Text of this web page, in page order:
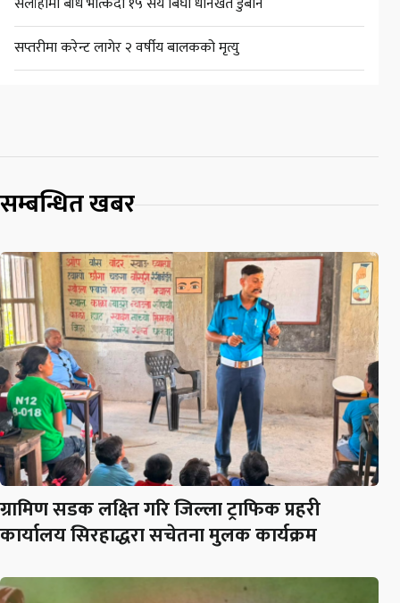
सप्तरीमा करेन्ट लागेर २ वर्षीय बालकको मृत्यु
सम्बन्धित खबर
ग्रामिण सडक लक्ष्ति गरि जिल्ला ट्राफिक प्रहरी
कार्यालय सिरहाद्धरा सचेतना मुलक कार्यक्रम